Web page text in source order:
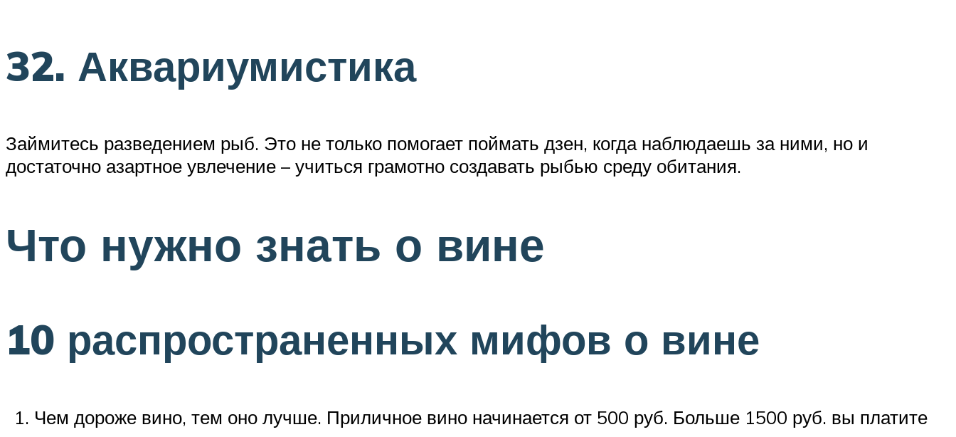
32. Аквариумистика
Займитесь разведением рыб. Это не только помогает поймать дзен, когда наблюдаешь за ними, но и
достаточно азартное увлечение – учиться грамотно создавать рыбью среду обитания.
Что нужно знать о вине
10 распространенных мифов о вине
Чем дороже вино, тем оно лучше. Приличное вино начинается от 500 руб. Больше 1500 руб. вы платите